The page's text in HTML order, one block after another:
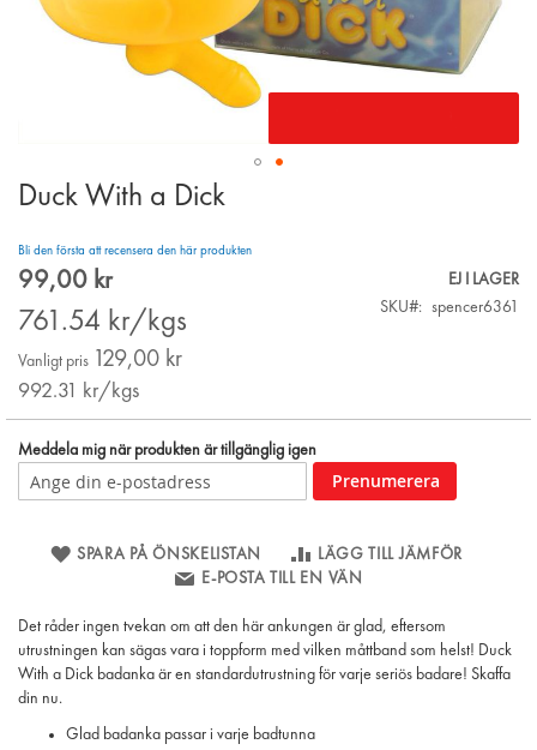
Skip
of
the
images
gallery
Duck With a Dick
Bli den första att recensera den här produkten
Special
99,00 kr
761.54 kr/kgs
Vanligt pris 129,00 kr
992.31 kr/kgs
EJ I LAGER
SKU
spencer6361
Meddela mig när produkten är tillgänglig igen
Prenumerera
SPARA PÅ ÖNSKELISTAN
LÄGG TILL JÄMFÖR
E-POSTA TILL EN VÄN
Det råder ingen tvekan om att den här ankungen är glad, eftersom
utrustningen kan sägas vara i toppform med vilken måttband som helst! Duck
With a Dick badanka är en standardutrustning för varje seriös badare! Skaffa
din nu.
Glad badanka passar i varje badtunna